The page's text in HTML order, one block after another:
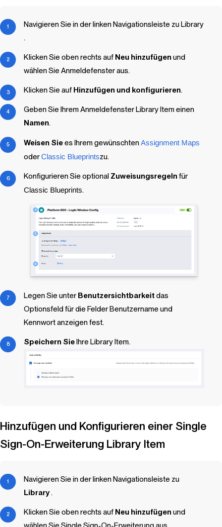
Navigieren Sie in der linken Navigationsleiste zuLibrary
.
Klicken Sie oben rechts auf Neu hinzufügenund
wählen Sie Anmeldefenster aus.
Klicken Sie auf Hinzufügen und konfigurieren.
Geben Sie Ihrem AnmeldefensterLibrary Itemeinen
Namen.
Weisen Siees Ihrem gewünschtenAssignment Maps
oderClassic Blueprintszu.
Konfigurieren Sie optional Zuweisungsregelnfür
Classic Blueprints.
Legen Sie unter Benutzersichtbarkeitdas
Optionsfeld für die Felder Benutzername und
Kennwort anzeigen fest.
Speichern SieIhre Library Item.
Hinzufügen und Konfigurieren einer Single
Sign-On-Erweiterung Library Item
Navigieren Sie in der linken Navigationsleiste zu
Library.
Klicken Sie oben rechts auf Neu hinzufügenund